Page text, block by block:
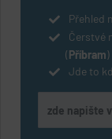
Přehled
Čerstvé
(Příbram)
Jde to